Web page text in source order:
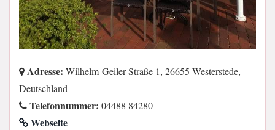
Adresse: Wilhelm-Geiler-Straße 1, 26655 Westerstede,
Deutschland
Telefonnummer: 04488 84280
Webseite